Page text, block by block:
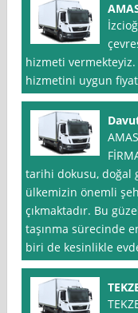
hizmeti
hizmetini uygun
tarihi dokusu, doğal
ülkemizin önemli
çıkmaktadır. Bu
taşınma sürecinde
biri de kesinlikle